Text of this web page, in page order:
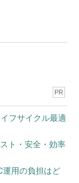
PR
フサイクル最適
ト・安全・効率
運用の負担はど